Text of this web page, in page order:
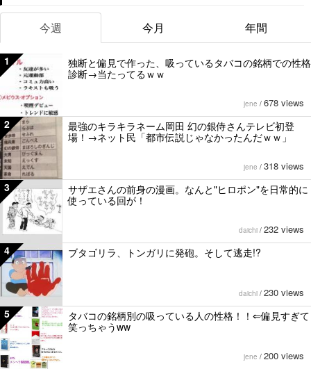
今週 今月 年間
1
独断と偏見で作った、吸っているタバコの銘柄での性格
診断→当たってるｗｗ
jene / 678 views
2
最強のキラキラネーム岡田 幻の銀侍さんテレビ初登
場！→ネット民「都市伝説じゃなかったんだｗｗ」
jene / 318 views
3
サザエさんの前身の漫画。なんと"ヒロポン"を日常的に
使っている回が！
daichi / 232 views
4 ブタゴリラ、トンガリに発砲。そして逃走!?
daichi / 230 views
5
タバコの銘柄別の吸っている人の性格！！⇐偏見すぎて
笑っちゃうww
jene / 200 views